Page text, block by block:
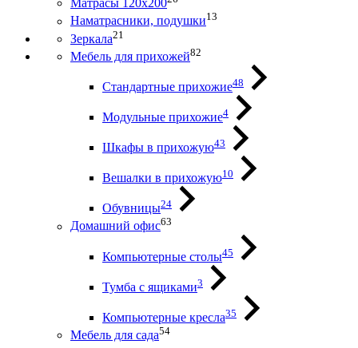
Матрасы 120х200
Наматрасники, подушки13
Зеркала21
Мебель для прихожей82
Стандартные прихожие48
Модульные прихожие4
Шкафы в прихожую43
Вешалки в прихожую10
Обувницы24
Домашний офис63
Компьютерные столы45
Тумба с ящиками3
Компьютерные кресла35
Мебель для сада54